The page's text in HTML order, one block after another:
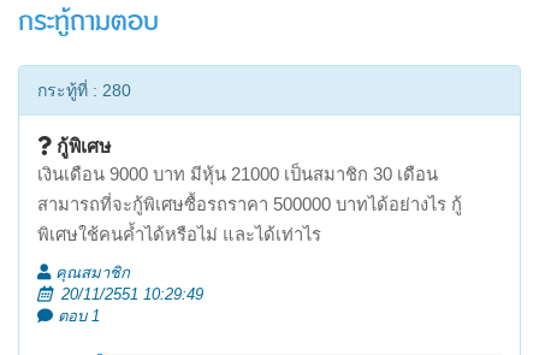
กระทู้ถามตอบ
กระทู้ที่ : 280
กู้พิเศษ
เงินเดือน 9000 บาท มีหุ้น 21000 เป็นสมาชิก 30 เดือน
สามารถที่จะกู้พิเศษซื้อรถราคา 500000 บาทได้อย่างไร กู้
พิเศษใช้คนค้ำได้หรือไม่ และได้เท่าไร
คุณสมาชิก
20/11/2551 10:29:49
ตอบ 1